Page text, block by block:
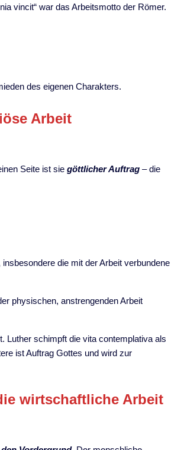
vincit“ war das Arbeitsmotto der Römer.
des eigenen Charakters.
Arbeit
Seite ist siegöttlicher Auftrag – die
insbesondere die mit der Arbeit verbundene
physischen, anstrengenden Arbeit
Luther schimpft die vita contemplativa als
ist Auftrag Gottes und wird zur
wirtschaftliche Arbeit